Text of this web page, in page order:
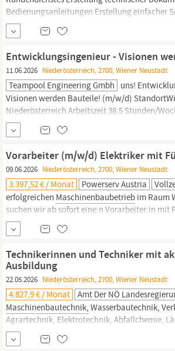
Bedienungsanleitungen Erstellung einfacher
Applikationen mit LabVIEW und SoMachine
technische Ausbildung (HTL, FH) im Bereich
Umfassendes technisches Verständnis, z. B.
Entwicklungsingenieur - Visionen
11.06.2026 Niederösterreich, 2700, Wiener Neustadt
Teampool Engineering Gmbh uns!
Visionen werden Bauteile! (m/w/d)
Niederösterreich Arbeitszeit 38.5 Stunden/
begeistertEntwicklung neuer Konzept- und
Verbesserung und Weiterentwicklung von
Konstruktionen in 3DKalkulieren und
KonstruktionsumfängenDurchführen
Vorarbeiter (m/w/d) Elektriker mit
09.06.2026 Niederösterreich, 2700, Wiener Neustadt
3.397,52 € / Monat Powerserv Austria
erfolgreichen Maschinenbaubetrieb im Raum
suchen wir ab sofort eine:n Vorarbeiter:in mit
Ihre Aufgaben Sicherstellung eines
termingerechten Produktionsablaufs Fachliche
Teams von ca. 10 bis 20
Technikerinnen und Techniker mit
Ausbildung
22.05.2026 Niederösterreich, 2700, Wiener Neustadt
4.827,9 € / Monat Amt Der NÖ
Maschinenbautechnik, Wasserbautechnik,
Agrartechnik, Elektrotechnik, Abfallchemie,
Technische Chemie und Verfahrenstechnik,
Strahlenschutz, Luftreinhaltetechnik,